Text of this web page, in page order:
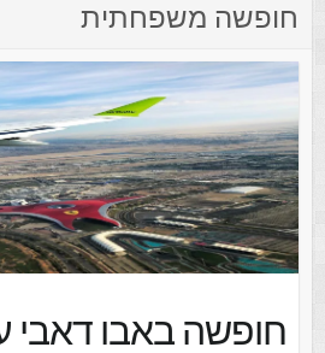
חופשה משפחתית
חופשה באבו דאבי